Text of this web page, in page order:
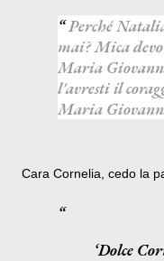
Perché
mai? Mica
Maria
l'avresti il
Maria
Cara Cornelia, cedo la
Dolce